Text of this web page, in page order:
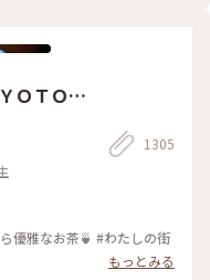
でした😊🫖 ✤ーーーーー
稿 #はじめての投
大阪
ＯＴＯ
1305
優雅なお茶🍵 #わたしの街
もっとみる